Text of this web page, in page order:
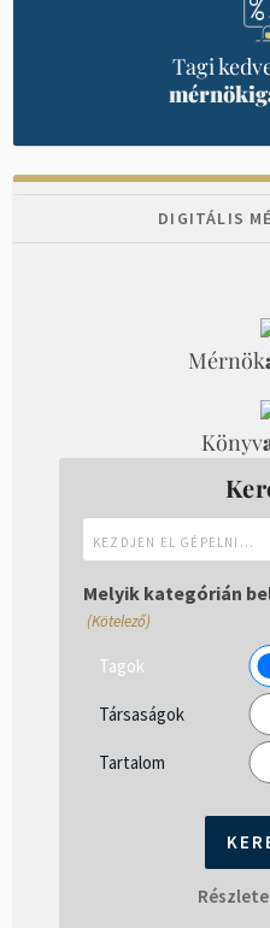
Tagi
DIGITÁLIS
Mérnök
Könyv
Melyik kategórián
(Kötelező)
Tagok
Társaságok
Tartalom